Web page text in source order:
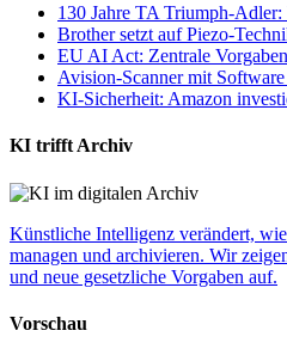
130 Jahre TA Triumph-
Brother setzt auf Piezo-
EU AI Act: Zentrale
Avision-Scanner mit
KI-Sicherheit: Amazon
KI trifft Archiv
Künstliche Intelligenz verändert,
managen und archivieren. Wir
und neue gesetzliche Vorgaben auf.
Vorschau